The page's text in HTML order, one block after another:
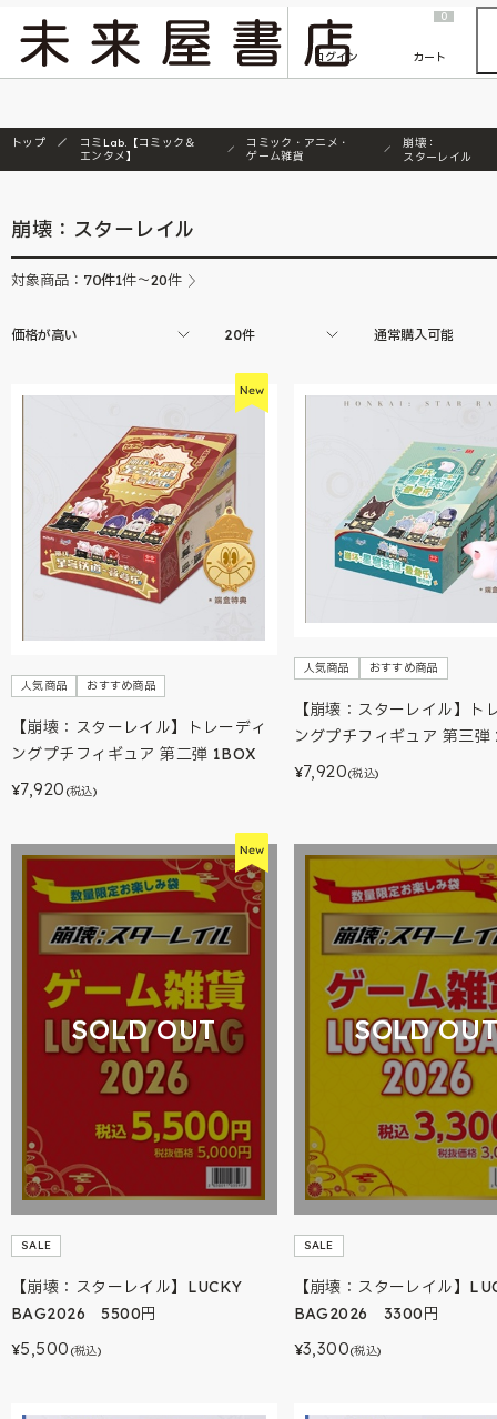
『ONE PIECE magazine 021 ONE PIECEカード付き同梱版』発売延期のご案内
ログイン
0
カート
トップ
コミLab.【コミック＆
エンタメ】
コミック・アニメ・
ゲーム雑貨
崩壊：
スターレイル
崩壊：スターレイル
対象商品： 70件1件～20件
価格が高い 20件 通常購入可能
人気商品 おすすめ商品
【崩壊：スターレイル】トレーディ
ングプチフィギュア 第二弾 1BOX
¥7,920 (税込)
人気商品 おすすめ商品
【崩壊：スターレイル】ト
ングプチフィギュア 第三弾
¥7,920(税込)
SOLD OUT
SALE
【崩壊：スターレイル】LUCKY
BAG2026 5500円
¥5,500 (税込)
SOLD
SALE
【崩壊：スターレイル】
BAG2026 3300円
¥3,300(税込)